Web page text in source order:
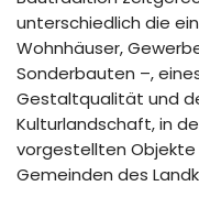
unterschiedlich die
Wohnhäuser,
Sonderbauten –,
Gestaltqualität und
Kulturlandschaft, in
vorgestellten Objekte
Gemeinden des